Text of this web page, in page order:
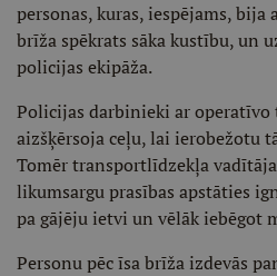
personas, kuras, iespējams, bija
brīža spēkrats sāka kustību, un
policijas ekipāža.
Policijas darbinieki ar
aizšķērsoja ceļu, lai ierobežotu
Tomēr transportlīdzekļa
likumsargu prasības apstāties
pa gājēju ietvi un vēlāk iebēgot
Personu pēc īsa brīža izdevās